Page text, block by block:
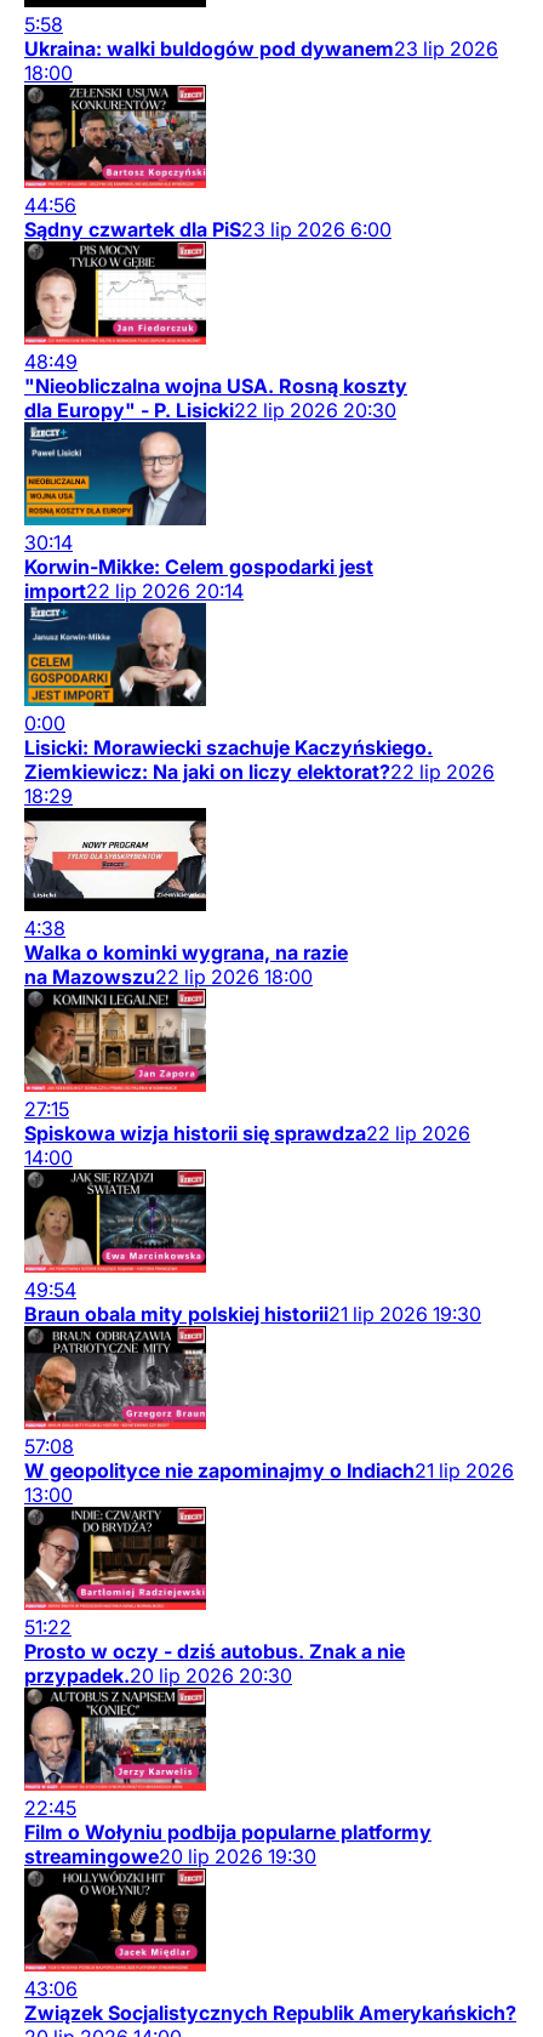
5:58
Ukraina: walki buldogów pod dywanem23 lip 2026
18:00
44:56
Sądny czwartek dla PiS23 lip 2026 6:00
48:49
"Nieobliczalna wojna USA. Rosną koszty
dla Europy" - P. Lisicki22 lip 2026 20:30
30:14
Korwin-Mikke: Celem gospodarki jest
import22 lip 2026 20:14
0:00
Lisicki: Morawiecki szachuje Kaczyńskiego.
Ziemkiewicz: Na jaki on liczy elektorat?22 lip 2026
18:29
4:38
Walka o kominki wygrana, na razie
na Mazowszu22 lip 2026 18:00
27:15
Spiskowa wizja historii się sprawdza22 lip 2026
14:00
49:54
Braun obala mity polskiej historii21 lip 2026 19:30
57:08
W geopolityce nie zapominajmy o Indiach21 lip 2026
13:00
51:22
Prosto w oczy - dziś autobus. Znak a nie
przypadek.20 lip 2026 20:30
22:45
Film o Wołyniu podbija popularne platformy
streamingowe20 lip 2026 19:30
43:06
Związek Socjalistycznych Republik Amerykańskich?